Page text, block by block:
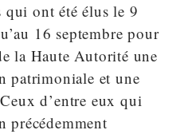
qui ont été élus le 9
16 septembre pour
la Haute Autorité une
patrimoniale et une
d’entre eux qui
précédemment